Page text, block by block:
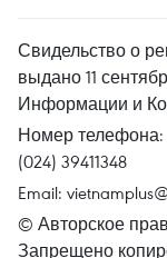
Свидельство о
выдано 11
Информации и
Номер телефона:
(024) 39411348
Email:
© Авторское
Запрещено